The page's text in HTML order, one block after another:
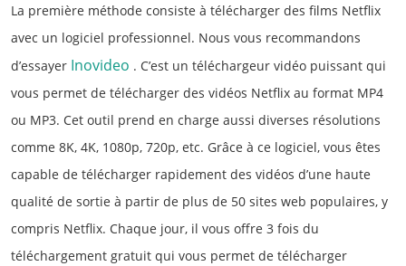
La première méthode consiste à télécharger des films Netflix
avec un logiciel professionnel. Nous vous recommandons
d’essayer Inovideo . C’est un téléchargeur vidéo puissant qui
vous permet de télécharger des vidéos Netflix au format MP4
ou MP3. Cet outil prend en charge aussi diverses résolutions
comme 8K, 4K, 1080p, 720p, etc. Grâce à ce logiciel, vous êtes
capable de télécharger rapidement des vidéos d’une haute
qualité de sortie à partir de plus de 50 sites web populaires, y
compris Netflix. Chaque jour, il vous offre 3 fois du
téléchargement gratuit qui vous permet de télécharger